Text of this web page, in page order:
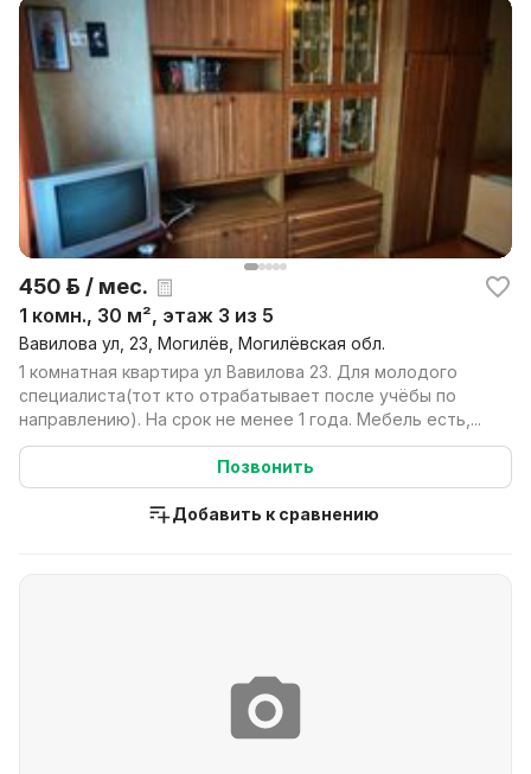
450 р. / мес.
1 комн., 30 м², этаж 3 из 5
Вавилова ул, 23, Могилёв, Могилёвская обл.
1 комнатная квартира ул Вавилова 23. Для молодого
специалиста(тот кто отрабатывает после учёбы по
направлению). На срок не менее 1 года. Мебель есть,...
Позвонить
Добавить к сравнению